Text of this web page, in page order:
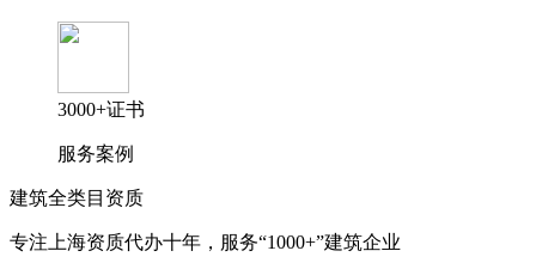
3000+证书
服务案例
建筑全类目资质
专注上海资质代办十年，服务“1000+”建筑企业